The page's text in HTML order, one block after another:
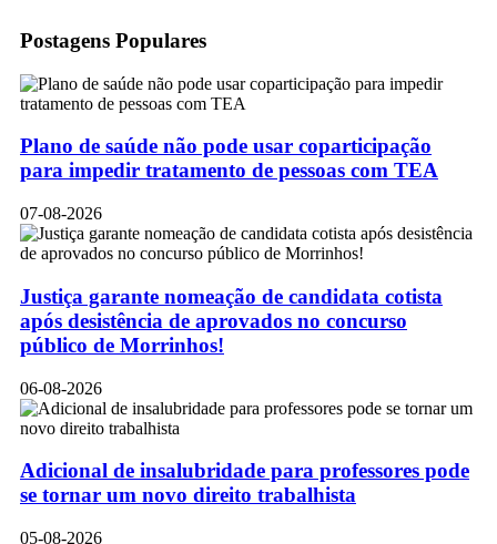
Postagens Populares
Plano de saúde não pode usar coparticipação
para impedir tratamento de pessoas com TEA
07-08-2026
Justiça garante nomeação de candidata cotista
após desistência de aprovados no concurso
público de Morrinhos!
06-08-2026
Adicional de insalubridade para professores pode
se tornar um novo direito trabalhista
05-08-2026